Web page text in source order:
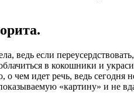
ведь если
в кокошники и
чем идет речь, ведь
«картину» и не